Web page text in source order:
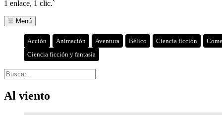
1 enlace, 1 clic.`
☰ Menú
Acción Animación Aventura Bélico Ciencia ficción
Ciencia ficción y fantasía
Al viento